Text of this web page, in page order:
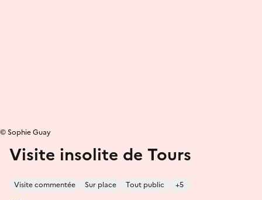
Visite insolite de Tours
Visite commentée Sur place Tout public +5
© Sophie Guay